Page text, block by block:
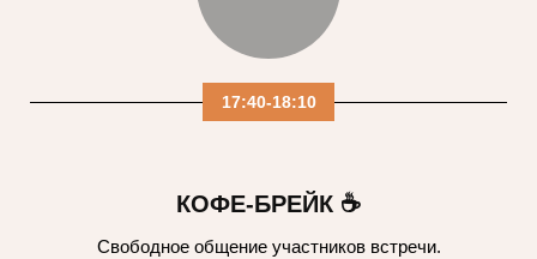
17:40-18:10
КОФЕ-БРЕЙК ☕
Свободное общение участников встречи.